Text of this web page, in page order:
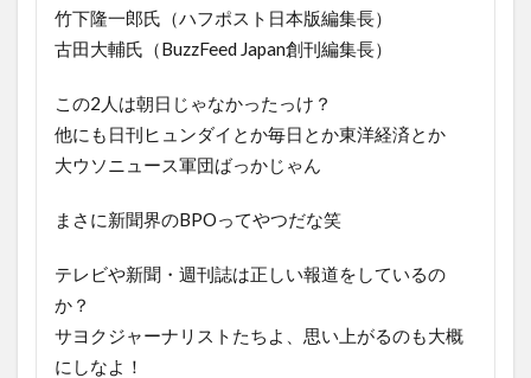
竹下隆一郎氏（ハフポスト日本版編集長）
古田大輔氏（BuzzFeed Japan創刊編集長）
この2人は朝日じゃなかったっけ？
他にも日刊ヒュンダイとか毎日とか東洋経済とか
大ウソニュース軍団ばっかじゃん
まさに新聞界のBPOってやつだな笑
テレビや新聞・週刊誌は正しい報道をしているの
か？
サヨクジャーナリストたちよ、思い上がるのも大概
にしなよ！